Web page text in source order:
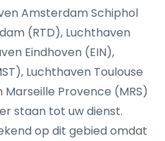
Amsterdam Schiphol
(RTD), Luchthaven
Eindhoven (EIN),
Luchthaven Toulouse
Marseille Provence (MRS)
staan tot uw dienst.
op dit gebied omdat